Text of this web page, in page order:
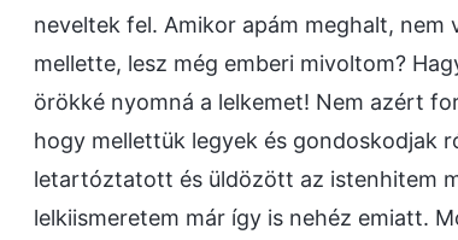
neveltek fel. Amikor apám meghalt,
mellette, lesz még emberi mivoltom?
örökké nyomná a lelkemet! Nem azért
hogy mellettük legyek és gondoskodjak
letartóztatott és üldözött az istenhitem
lelkiismeretem már így is nehéz emiatt.